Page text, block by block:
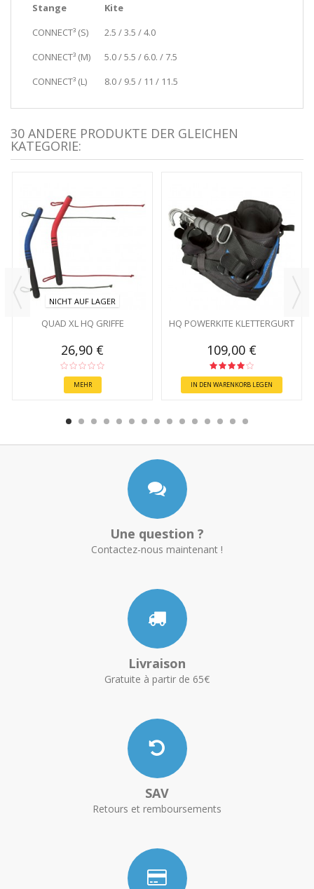
Stange
Kite
CONNECT³ (S)
2.5 / 3.5 / 4.0
CONNECT³ (M)
5.0 / 5.5 / 6.0. / 7.5
CONNECT³ (L)
8.0 / 9.5 / 11 / 11.5
30 ANDERE PRODUKTE DER GLEICHEN
KATEGORIE:
NICHT AUF LAGER
QUAD XL HQ GRIFFE
26,90 €
MEHR
HQ POWERKITE KLETTERGURT
109,00 €
IN DEN WARENKORB LEGEN
Une question ?
Contactez-nous maintenant !
Livraison
Gratuite à partir de 65€
SAV
Retours et remboursements